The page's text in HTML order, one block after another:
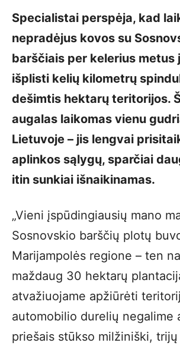
Specialistai perspėja, kad
nepradėjus kovos su
barščiais per kelerius metus
išplisti kelių kilometrų
dešimtis hektarų teritorijos.
augalas laikomas vienu
Lietuvoje – jis lengvai
aplinkos sąlygų, sparčiai
itin sunkiai išnaikinamas.
„Vieni įspūdingiausių mano
Sosnovskio barščių plotų
Marijampolės regione – ten
maždaug 30 hektarų
atvažiuojame apžiūrėti
automobilio durelių negalime
priešais stūkso milžiniški,